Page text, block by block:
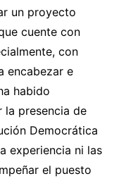
un proyecto
cuente con
con
encabezar e
habido
la presencia de
Democrática
experiencia ni las
el puesto